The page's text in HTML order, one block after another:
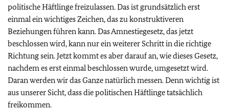
politische Häftlinge freizulassen. Das ist grundsätzlich erst
einmal ein wichtiges Zeichen, das zu konstruktiveren
Beziehungen führen kann. Das Amnestiegesetz, das jetzt
beschlossen wird, kann nur ein weiterer Schritt in die richtige
Richtung sein. Jetzt kommt es aber darauf an, wie dieses Gesetz,
nachdem es erst einmal beschlossen wurde, umgesetzt wird.
Daran werden wir das Ganze natürlich messen. Denn wichtig ist
aus unserer Sicht, dass die politischen Häftlinge tatsächlich
freikommen.